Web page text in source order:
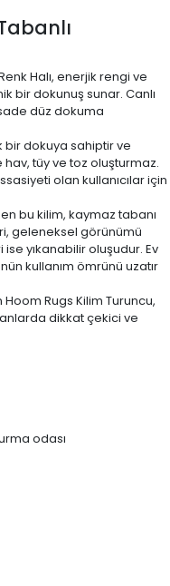
Halı, enerjik rengi ve
bir dokunuş sunar. Canlı
düz dokuma
bir dokuya sahiptir ve
hav, tüy ve toz oluşturmaz.
olan kullanıcılar için
bu kilim, kaymaz tabanı
geleneksel görünümü
yıkanabilir oluşudur. Ev
kullanım ömrünü uzatır
Rugs Kilim Turuncu,
dikkat çekici ve
odası